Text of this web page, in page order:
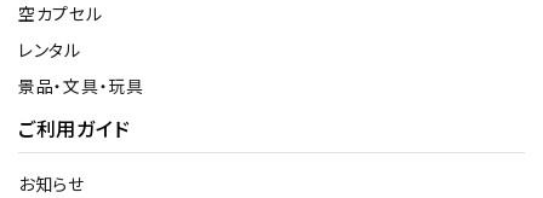
空カプセル
レンタル
景品・文具・玩具
ご利用ガイド
お知らせ